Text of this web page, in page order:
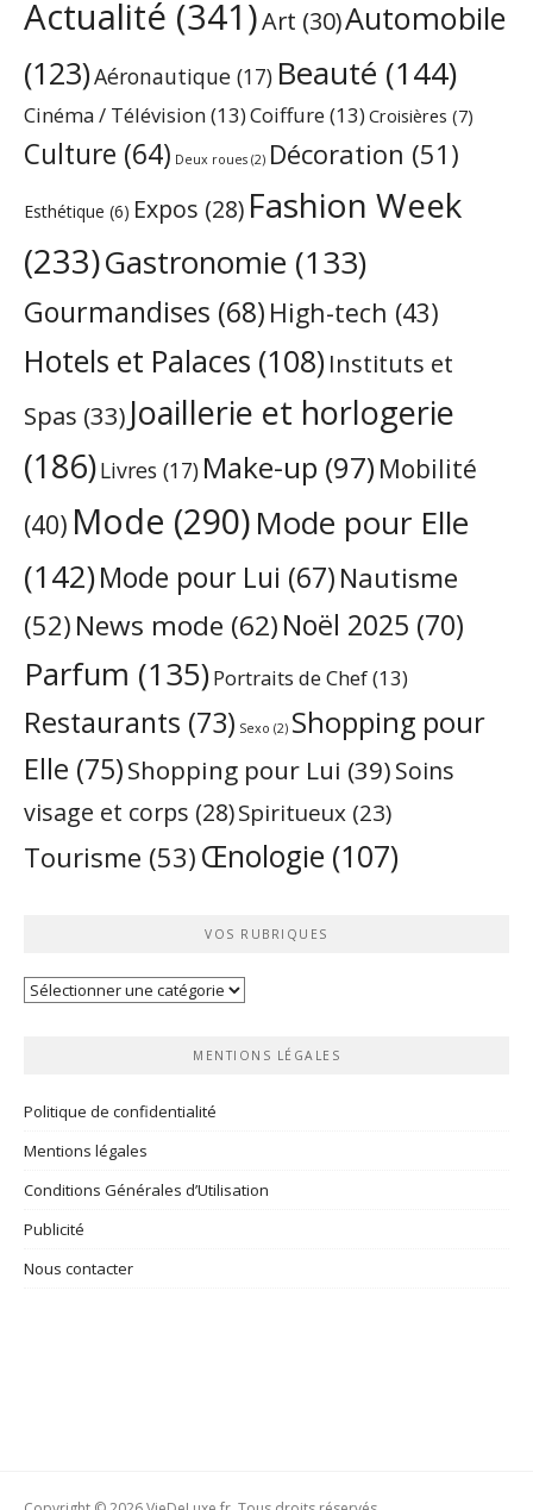
Actualité (341)Art (30)Automobile
(123)Aéronautique (17) Beauté (144)
Cinéma / Télévision(13)Coiffure(13) Croisières (7)
Culture (64) Deux roues (2) Décoration (51)
Esthétique (6) Expos (28) Fashion Week
(233)Gastronomie (133)
Gourmandises (68) High-tech (43)
Hotels et Palaces (108) Instituts et
Spas (33) Joaillerie et horlogerie
(186)Livres (17) Make-up (97) Mobilité
(40) Mode (290)Mode pour Elle
(142)Mode pour Lui (67) Nautisme
(52) News mode (62)Noël 2025 (70)
Parfum (135)Portraits de Chef(13)
Restaurants (73) Sexo (2) Shopping pour
Elle (75)Shopping pour Lui (39)Soins
visage et corps (28)Spiritueux (23)
Tourisme (53) Œnologie (107)
VOS RUBRIQUES
Vos
MENTIONS LÉGALES
Politique de confidentialité
Mentions légales
Conditions Générales d’Utilisation
Publicité
Nous contacter